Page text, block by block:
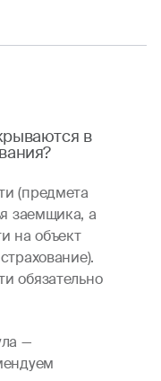
в
(предмета
заемщика, а
на объект
обязательно
—